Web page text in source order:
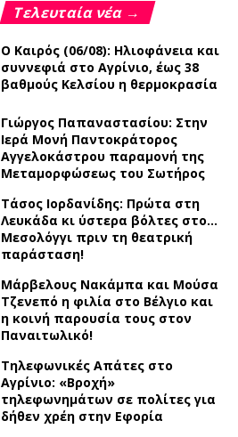
Τελευταία νέα →
Ο Καιρός (06/08): Ηλιοφάνεια και
συννεφιά στο Αγρίνιο, έως 38
βαθμούς Κελσίου η θερμοκρασία
Γιώργος Παπαναστασίου: Στην
Ιερά Μονή Παντοκράτορος
Αγγελοκάστρου παραμονή της
Μεταμορφώσεως του Σωτήρος
Τάσος Ιορδανίδης: Πρώτα στη
Λευκάδα κι ύστερα βόλτες στο…
Μεσολόγγι πριν τη θεατρική
παράσταση!
Μάρβελους Νακάμπα και Μούσα
Τζενεπό η φιλία στο Βέλγιο και
η κοινή παρουσία τους στον
Παναιτωλικό!
Τηλεφωνικές Απάτες στο
Αγρίνιο: «Βροχή»
τηλεφωνημάτων σε πολίτες για
δήθεν χρέη στην Εφορία